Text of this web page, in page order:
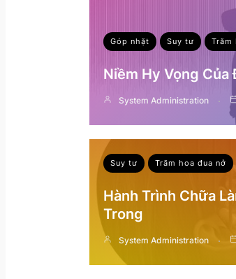
Góp nhặt Suy tư Trăm
Niềm Hy Vọng Của
System Administration
Suy tư Trăm hoa đua nở
Hành Trình Chữa
Trong
System Administration